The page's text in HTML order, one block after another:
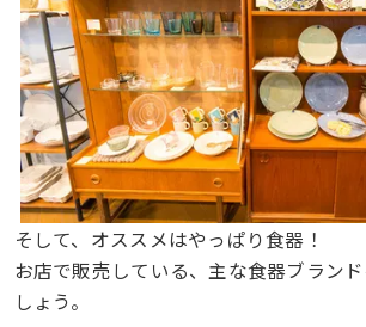
そして、オススメはやっぱり食器！
お店で販売している、主な食器ブラン
しょう。